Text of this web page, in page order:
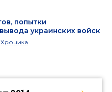
попытки
украинских войск
Хроника